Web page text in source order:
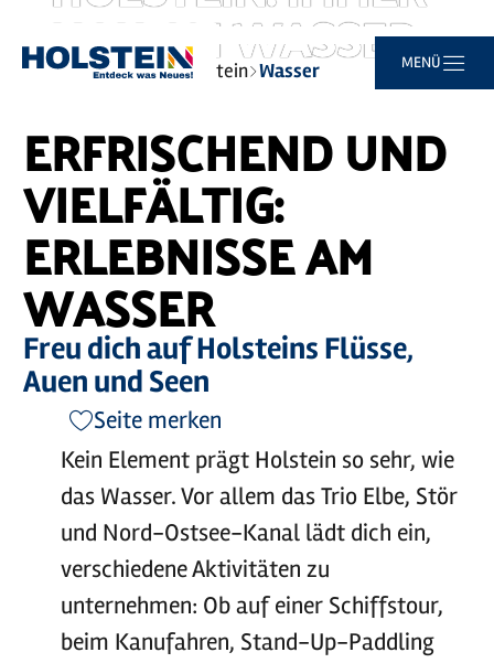
Zum
Hauptinhalt
Zur
Suche
Zur
Navigation
Zum
Footer
MENÜ
NAH AM WASSER.sh-tourismus.de/MOCANOX
abspielen
Sie
Startseite Typisch Holstein Wasser
ERFRISCHEND UND
VIELFÄLTIG:
ERLEBNISSE AM
WASSER
Freu dich auf Holsteins Flüsse,
Auen und Seen
Seite merken
Kein Element prägt Holstein so sehr, wie
das Wasser. Vor allem das Trio Elbe, Stör
und Nord-Ostsee-Kanal lädt dich ein,
verschiedene Aktivitäten zu
unternehmen: Ob auf einer Schiffstour,
beim Kanufahren, Stand-Up-Paddling